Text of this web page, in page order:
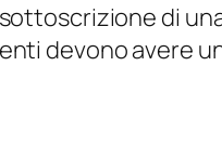
sottoscrizione di
devono avere